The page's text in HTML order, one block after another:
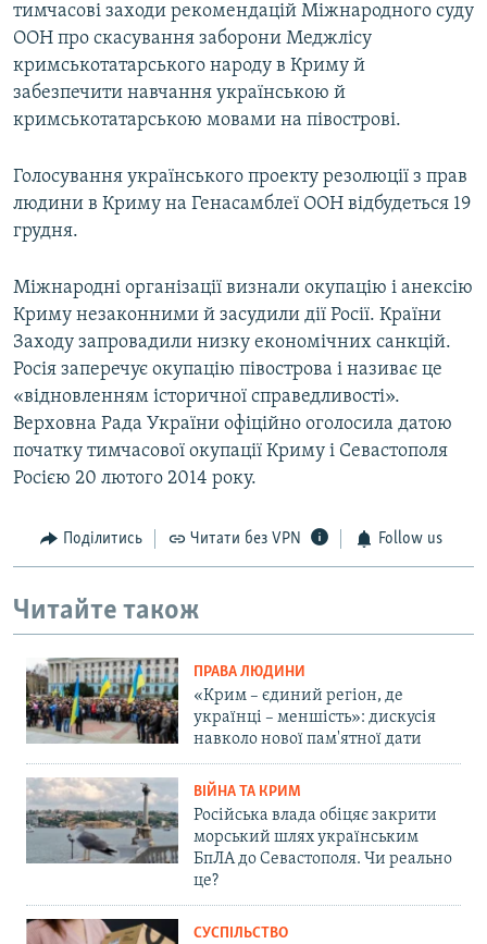
тимчасові заходи рекомендацій Міжнародного суду
ООН про скасування заборони Меджлісу
кримськотатарського народу в Криму й
забезпечити навчання українською й
кримськотатарською мовами на півострові.
Голосування українського проекту резолюції з прав
людини в Криму на Генасамблеї ООН відбудеться 19
грудня.
Міжнародні організації визнали окупацію і анексію
Криму незаконними й засудили дії Росії. Країни
Заходу запровадили низку економічних санкцій.
Росія заперечує окупацію півострова і називає це
«відновленням історичної справедливості».
Верховна Рада України офіційно оголосила датою
початку тимчасової окупації Криму і Севастополя
Росією 20 лютого 2014 року.
Поділитись Читати без VPN Follow us
Читайте також
ПРАВА ЛЮДИНИ
«Крим – єдиний регіон, де
українці – меншість»: дискусія
навколо нової пам'ятної дати
ВІЙНА ТА КРИМ
Російська влада обіцяє закрити
морський шлях українським
БпЛА до Севастополя. Чи реально
це?
СУСПІЛЬСТВО